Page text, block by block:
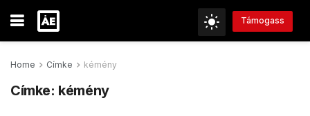
Támogass
Home Címke kémény
Címke: kémény